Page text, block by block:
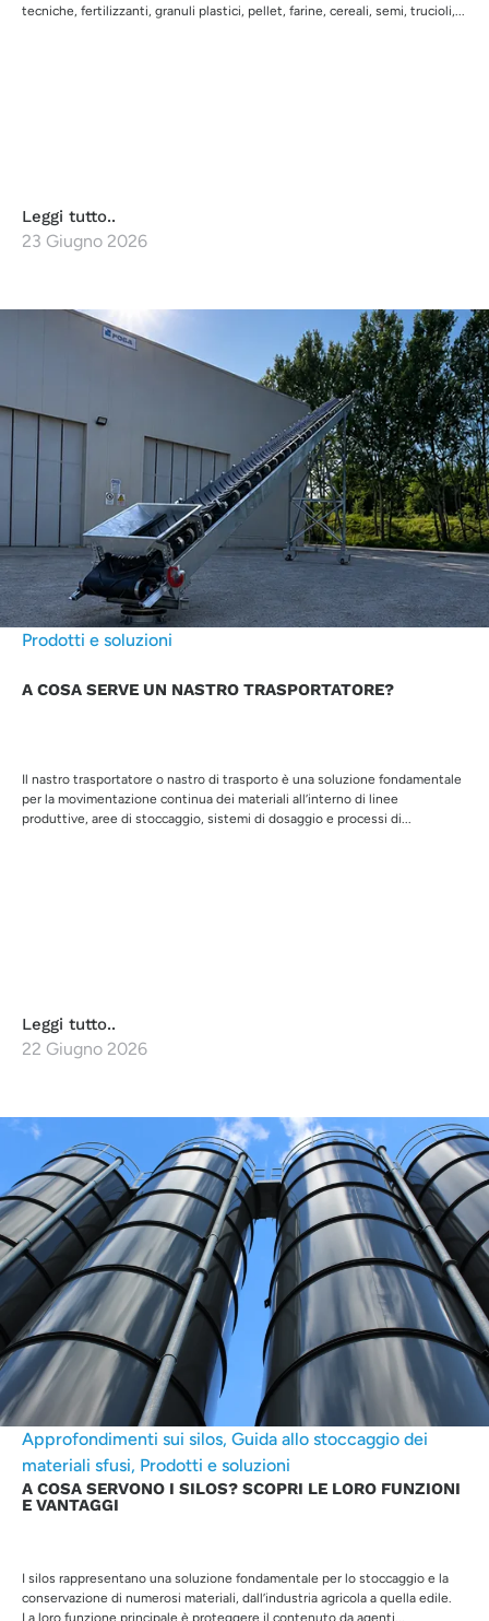
tecniche, fertilizzanti, granuli plastici, pellet, farine, cereali, semi, trucioli,...
Leggi tutto..
23 Giugno 2026
Prodotti e soluzioni
A COSA SERVE UN NASTRO TRASPORTATORE?
Il nastro trasportatore o nastro di trasporto è una soluzione fondamentale
per la movimentazione continua dei materiali all’interno di linee
produttive, aree di stoccaggio, sistemi di dosaggio e processi di...
Leggi tutto..
22 Giugno 2026
Approfondimenti sui silos, Guida allo stoccaggio dei
materiali sfusi, Prodotti e soluzioni
A COSA SERVONO I SILOS? SCOPRI LE LORO FUNZIONI
E VANTAGGI
I silos rappresentano una soluzione fondamentale per lo stoccaggio e la
conservazione di numerosi materiali, dall’industria agricola a quella edile.